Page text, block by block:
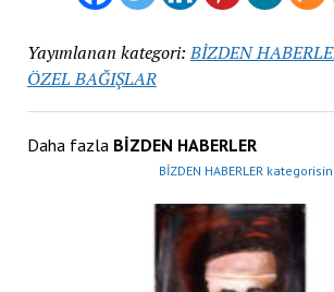
Yayımlanan kategori: BİZDEN
ÖZEL BAĞIŞLAR
Daha fazla BİZDEN HABERLER
BİZDEN HABERLER